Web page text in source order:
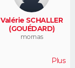
Valérie SCHALLER
(GOUÉDARD)
mornas
Plus